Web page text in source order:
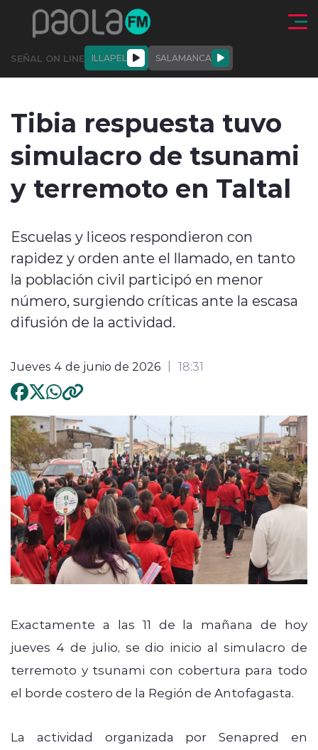
Click acá para ir directamente al contenido
SEÑAL ON LINE ILLAPEL SALAMANCA
ACTUALIDAD
Tibia respuesta tuvo
simulacro de tsunami
y terremoto en Taltal
Escuelas y liceos respondieron con
rapidez y orden ante el llamado, en tanto
la población civil participó en menor
número, surgiendo críticas ante la escasa
difusión de la actividad.
Jueves 4 de junio de 2026 18:31
Exactamente a las 11 de la mañana de hoy
jueves 4 de julio, se dio inicio al simulacro de
terremoto y tsunami con cobertura para todo
el borde costero de la Región de Antofagasta.
La actividad organizada por Senapred en